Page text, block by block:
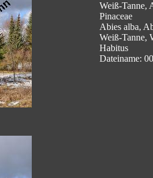
Weiß-Tanne,
Pinaceae
Abies alba,
Weiß-Tanne,
Habitus
Dateiname: